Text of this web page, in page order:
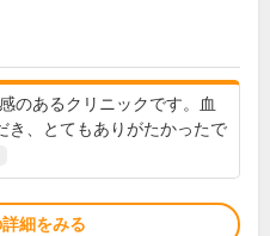
のあるクリニックです。血
き、とてもありがたかったで
細をみる